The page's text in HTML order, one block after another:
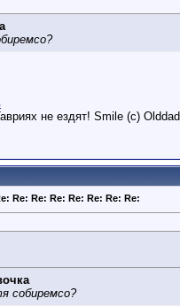
не ездят! Smile (c) Olddad
Re: Re: Re: Re: Re: Re: Re:
собиремсо?